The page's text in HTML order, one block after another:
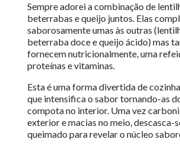
Sempre adorei a combinação de
beterrabas e queijo juntos. Elas
saborosamente umas às outras
beterraba doce e queijo ácido) mas
fornecem nutricionalmente, uma
proteínas e vitaminas.
Esta é uma forma divertida de
que intensifica o sabor tornando-as
compota no interior. Uma vez
exterior e macias no meio, descasca-
queimado para revelar o núcleo